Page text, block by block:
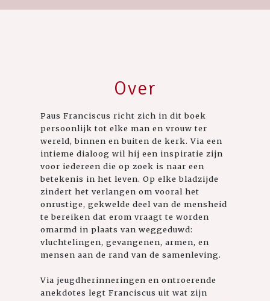
Over
Paus Franciscus richt zich in dit boek
persoonlijk tot elke man en vrouw ter
wereld, binnen en buiten de kerk. Via een
intieme dialoog wil hij een inspiratie zijn
voor iedereen die op zoek is naar een
betekenis in het leven. Op elke bladzijde
zindert het verlangen om vooral het
onrustige, gekwelde deel van de mensheid
te bereiken dat erom vraagt te worden
omarmd in plaats van weggeduwd:
vluchtelingen, gevangenen, armen, en
mensen aan de rand van de samenleving.
Via jeugdherinneringen en ontroerende
anekdotes legt Franciscus uit wat zijn